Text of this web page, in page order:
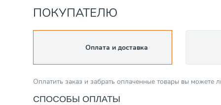
ПОКУПАТЕЛЮ
Оплата и доставка
Оплатить заказ и забрать оплаченные товары вы
СПОСОБЫ ОПЛАТЫ